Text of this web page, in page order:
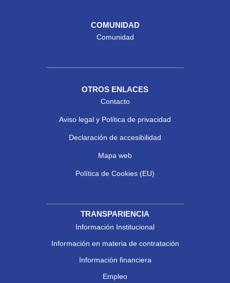
COMUNIDAD
Comunidad
OTROS ENLACES
Contacto
Aviso legal y Política de privacidad
Declaración de accesibilidad
Mapa web
Política de Cookies (EU)
TRANSPARIENCIA
Información Institucional
Información en materia de contratación
Información financiera
Empleo